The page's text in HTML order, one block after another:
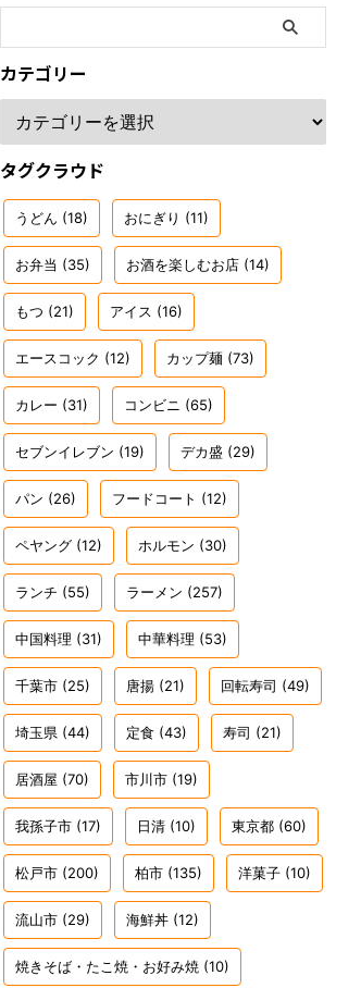
カテゴリー
タグクラウド
うどん (18) おにぎり (11)
お弁当 (35) お酒を楽しむお店 (14)
もつ (21) アイス (16)
エースコック (12) カップ麺 (73)
カレー (31) コンビニ (65)
セブンイレブン (19) デカ盛 (29)
パン (26) フードコート (12)
ペヤング (12) ホルモン (30)
ランチ (55) ラーメン (257)
中国料理 (31) 中華料理 (53)
千葉市 (25) 唐揚 (21) 回転寿司 (49)
埼玉県 (44) 定食 (43) 寿司 (21)
居酒屋 (70) 市川市 (19)
我孫子市 (17) 日清 (10) 東京都 (60)
松戸市 (200) 柏市 (135) 洋菓子 (10)
流山市 (29) 海鮮丼 (12)
焼きそば・たこ焼・お好み焼 (10)